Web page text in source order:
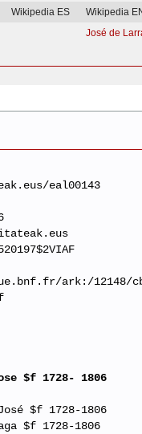
Wikipedia ES
Wikipedia
José de
eal00143
ark:/12148/
$f 1728- 1806
$f 1728-1806
$f 1728-1806